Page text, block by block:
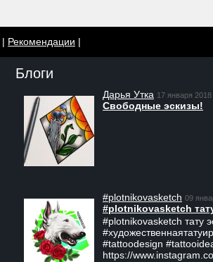
| Рекомендации |
Блоги
Дарья Утка 17 января
Свободные эскизы!
#plotnikovasketch 09
#plotnikovasketch
#plotnikovasketch тату
#tattoodesign
https://